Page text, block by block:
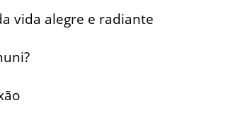
vida alegre e radiante